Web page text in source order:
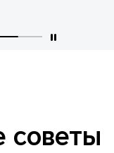
советы